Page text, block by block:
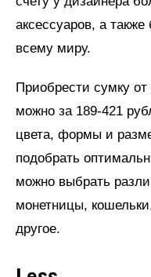
аксессуаров, а
всему миру.
Приобрести сумку от
можно за 189-421
цвета, формы и
подобрать
можно выбрать
монетницы,
другое.